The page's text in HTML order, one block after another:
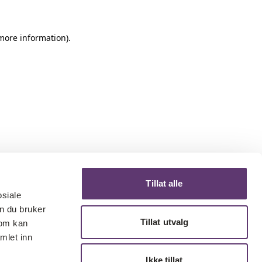
du bruker
kan
inn
Tillat alle
Tillat utvalg
Ikke tillat
information).